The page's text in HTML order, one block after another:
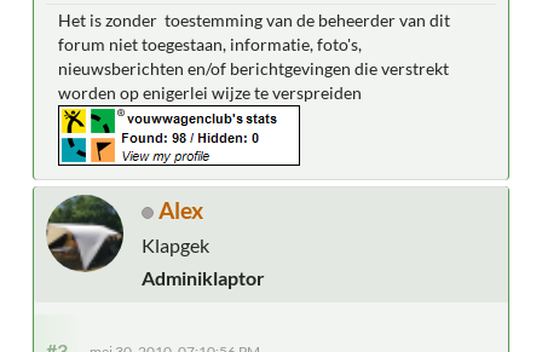
Het is zonder toestemming van de beheerder van dit
forum niet toegestaan, informatie, foto's,
nieuwsberichten en/of berichtgevingen die verstrekt
worden op enigerlei wijze te verspreiden
Alex
Klapgek
Adminiklaptor